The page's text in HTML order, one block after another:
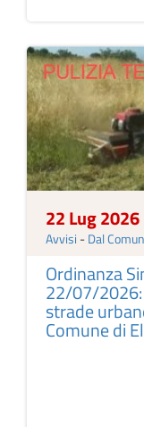
22 Lug 2026
Avvisi - Dal
Ordinanza
22/07/
strade
Comune di